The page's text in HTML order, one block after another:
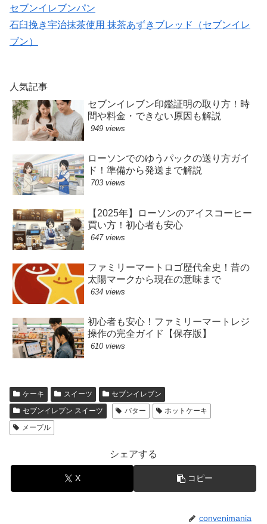
セブンイレブンパン
石臼挽き宇治抹茶使用 抹茶あずきブレッド（セブンイレ
ブン）
人気記事
セブンイレブン印鑑証明の取り方！時
間や料金・できない原因も解説
949 views
ローソンでのゆうパックの送り方ガイ
ド！準備から発送まで解説
703 views
【2025年】ローソンのアイスコーヒー
買い方！初心者も安心
647 views
ファミリーマートロゴ歴代全史！昔の
太陽マークから現在の意味まで
634 views
初心者も安心！ファミリーマートレジ
操作の完全ガイド【保存版】
610 views
ケーキ スイーツ
セブンイレブン
セブンイレブン スイーツ
バター
ホットケーキ
メープル
シェアする
X コピー
convenimania